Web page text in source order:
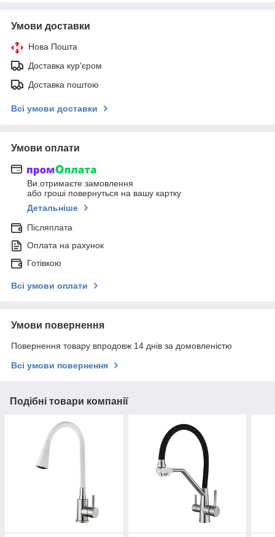
Умови доставки
Нова Пошта
Доставка кур'єром
Доставка поштою
Всі умови доставки
Умови оплати
Ви отримаєте замовлення
або гроші повернуться на вашу картку
Детальніше
Післяплата
Оплата на рахунок
Готівкою
Всі умови оплати
Умови повернення
Повернення товару впродовж 14 днів за домовленістю
Всі умови повернення
Подібні товари компанії